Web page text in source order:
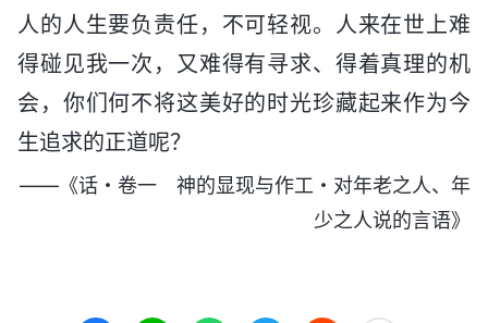
人的人生要负责任，不可轻视。人来在世上难
得碰见我一次，又难得有寻求、得着真理的机
会，你们何不将这美好的时光珍藏起来作为今
生追求的正道呢？
——《话・卷一 神的显现与作工・对年老之人、年
少之人说的言语》